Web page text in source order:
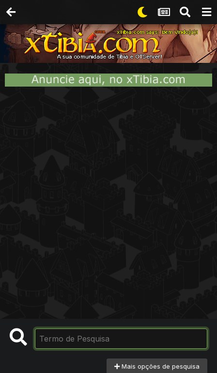
Mais opções de pesquisa